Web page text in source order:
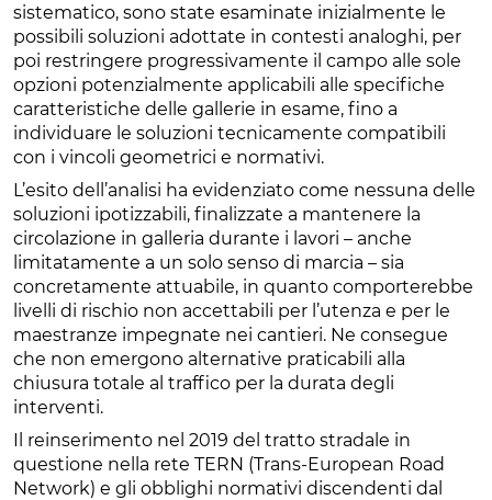
sistematico, sono state esaminate inizialmente le
possibili soluzioni adottate in contesti analoghi, per
poi restringere progressivamente il campo alle sole
opzioni potenzialmente applicabili alle specifiche
caratteristiche delle gallerie in esame, fino a
individuare le soluzioni tecnicamente compatibili
con i vincoli geometrici e normativi.
L’esito dell’analisi ha evidenziato come nessuna delle
soluzioni ipotizzabili, finalizzate a mantenere la
circolazione in galleria durante i lavori – anche
limitatamente a un solo senso di marcia – sia
concretamente attuabile, in quanto comporterebbe
livelli di rischio non accettabili per l’utenza e per le
maestranze impegnate nei cantieri. Ne consegue
che non emergono alternative praticabili alla
chiusura totale al traffico per la durata degli
interventi.
Il reinserimento nel 2019 del tratto stradale in
questione nella rete TERN (Trans-European Road
Network) e gli obblighi normativi discendenti dal